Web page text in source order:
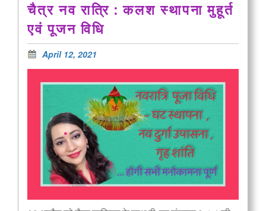
चैत्र नव रात्रि : कलश स्थापना मुहूर्त
एवं पूजन विधि
April 12, 2021